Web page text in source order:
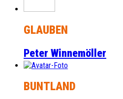
GLAUBEN
Peter Winnemöller
BUNTLAND